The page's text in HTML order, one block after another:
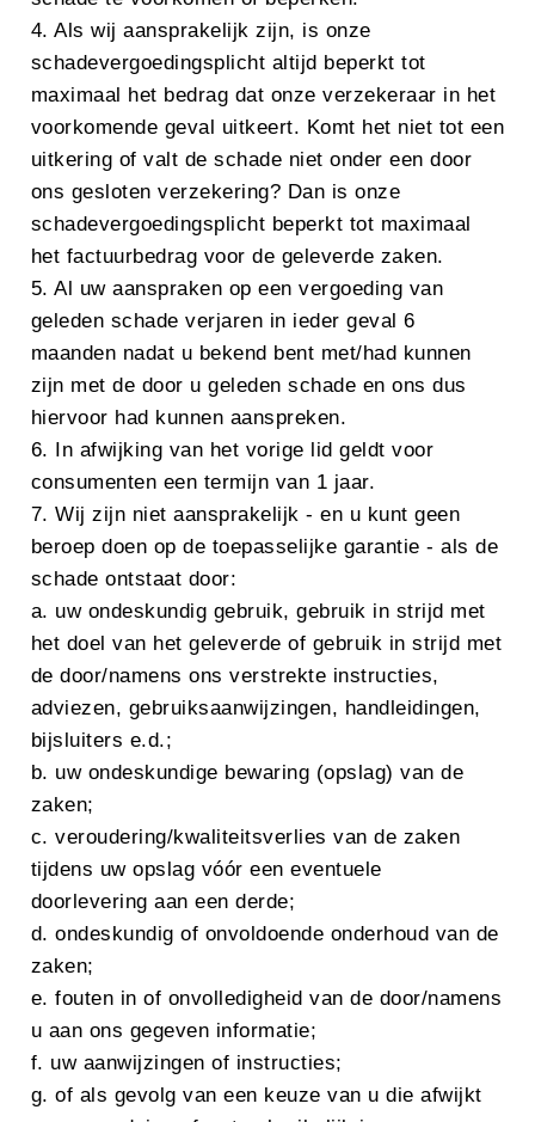
4. Als wij aansprakelijk zijn, is onze
schadevergoedingsplicht altijd beperkt tot
maximaal het bedrag dat onze verzekeraar in het
voorkomende geval uitkeert. Komt het niet tot een
uitkering of valt de schade niet onder een door
ons gesloten verzekering? Dan is onze
schadevergoedingsplicht beperkt tot maximaal
het factuurbedrag voor de geleverde zaken.
5. Al uw aanspraken op een vergoeding van
geleden schade verjaren in ieder geval 6
maanden nadat u bekend bent met/had kunnen
zijn met de door u geleden schade en ons dus
hiervoor had kunnen aanspreken.
6. In afwijking van het vorige lid geldt voor
consumenten een termijn van 1 jaar.
7. Wij zijn niet aansprakelijk - en u kunt geen
beroep doen op de toepasselijke garantie - als de
schade ontstaat door:
a. uw ondeskundig gebruik, gebruik in strijd met
het doel van het geleverde of gebruik in strijd met
de door/namens ons verstrekte instructies,
adviezen, gebruiksaanwijzingen, handleidingen,
bijsluiters e.d.;
b. uw ondeskundige bewaring (opslag) van de
zaken;
c. veroudering/kwaliteitsverlies van de zaken
tijdens uw opslag vóór een eventuele
doorlevering aan een derde;
d. ondeskundig of onvoldoende onderhoud van de
zaken;
e. fouten in of onvolledigheid van de door/namens
u aan ons gegeven informatie;
f. uw aanwijzingen of instructies;
g. of als gevolg van een keuze van u die afwijkt